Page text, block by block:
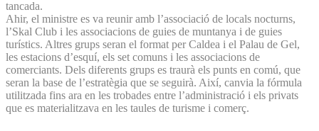
tancada.
Ahir, el ministre es va reunir amb l’associació de locals nocturns,
l’Skal Club i les associacions de guies de muntanya i de guies
turístics. Altres grups seran el format per Caldea i el Palau de Gel,
les estacions d’esquí, els set comuns i les associacions de
comerciants. Dels diferents grups es traurà els punts en comú, que
seran la base de l’estratègia que se seguirà. Així, canvia la fórmula
utilitzada fins ara en les trobades entre l’administració i els privats
que es materialitzava en les taules de turisme i comerç.